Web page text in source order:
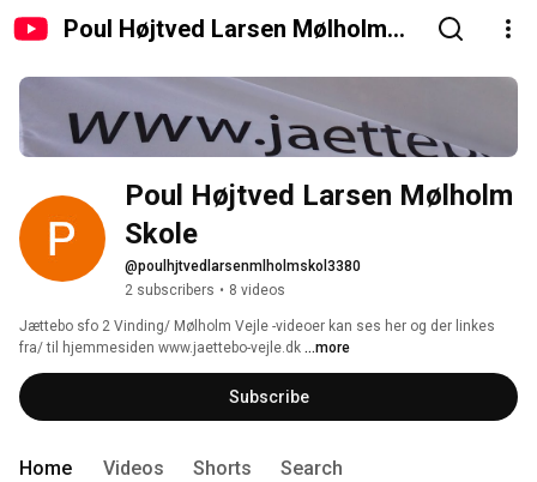
Poul Højtved Larsen Mølholm
Poul Højtved Larsen Mølholm
Skole
@poulhjtvedlarsenmlholmskol3380
2 subscribers • 8 videos
Jættebo sfo 2 Vinding/ Mølholm Vejle -videoer kan ses her og der linkes
fra/ til hjemmesiden www.jaettebo-vejle.dk ...more
Subscribe
Home Videos Shorts Search